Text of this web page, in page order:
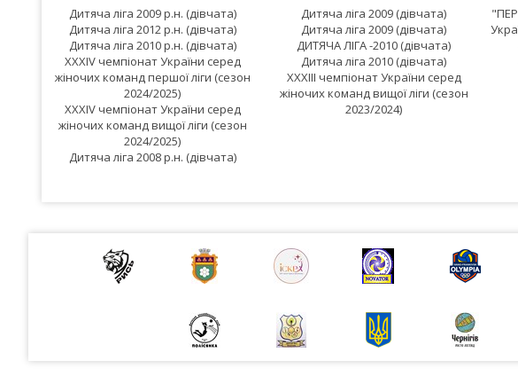
Дитяча ліга 2009 р.н. (дівчата)
Дитяча ліга 2012 р.н. (дівчата)
Дитяча ліга 2010 р.н. (дівчата)
XXXIV чемпіонат України серед
жіночих команд першої ліги (сезон
2024/2025)
XXXIV чемпіонат України серед
жіночих команд вищої ліги (сезон
2024/2025)
Дитяча ліга 2008 р.н. (дівчата)
Дитяча ліга 2009 (дівчата)
Дитяча ліга 2009 (дівчата)
ДИТЯЧА ЛІГА -2010 (дівчата)
Дитяча ліга 2010 (дівчата)
XXXIII чемпіонат України серед
жіночих команд вищої ліги (сезон
2023/2024)